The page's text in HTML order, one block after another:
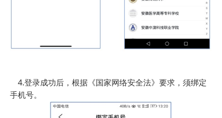
4.登录成功后，根据《国家网络安全法》要求，须绑定
手机号。